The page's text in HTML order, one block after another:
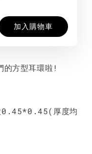
加入購物車
的方型耳環啦!
厚度均